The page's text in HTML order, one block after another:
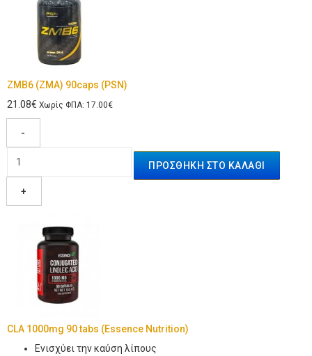
ZMB6 (ZMA) 90caps (PSN)
21.08€ Χωρίς ΦΠΑ: 17.00€
-
+
CLA 1000mg 90 tabs (Essence Nutrition)
Ενισχύει την καύση λίπους